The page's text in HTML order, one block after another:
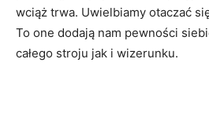
wciąż trwa. Uwielbiamy otaczać
To one dodają nam pewności
całego stroju jak i wizerunku.